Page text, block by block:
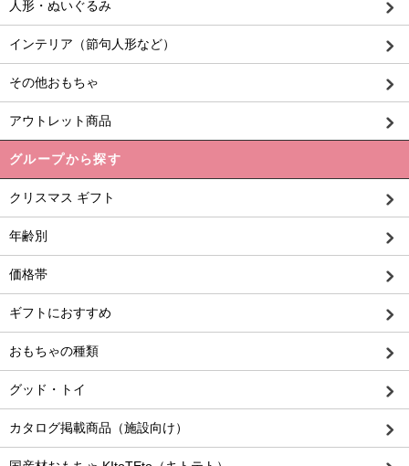
人形・ぬいぐるみ
インテリア（節句人形など）
その他おもちゃ
アウトレット商品
グループから探す
クリスマス ギフト
年齢別
価格帯
ギフトにおすすめ
おもちゃの種類
グッド・トイ
カタログ掲載商品（施設向け）